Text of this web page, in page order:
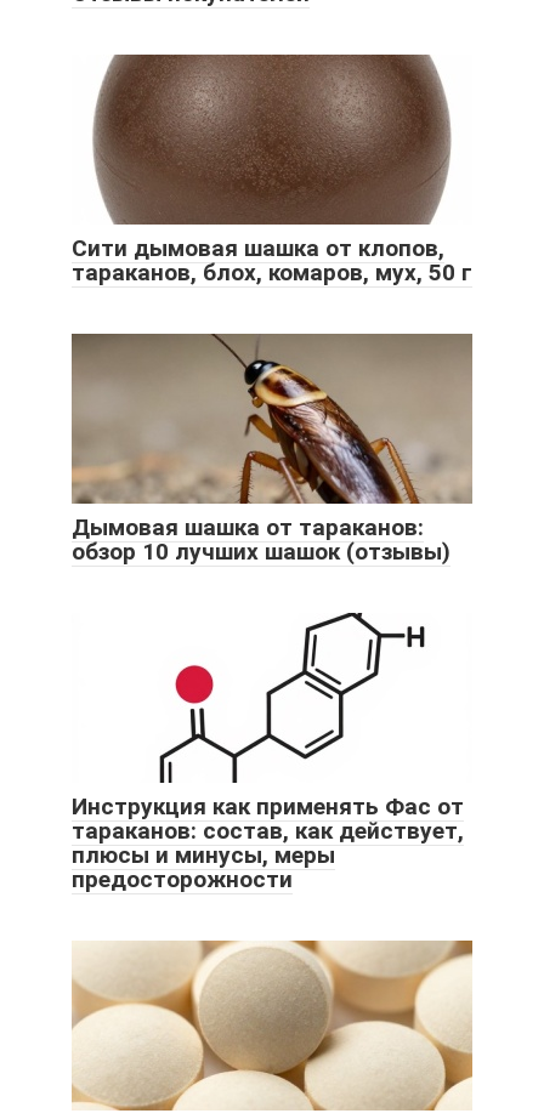
Сити дымовая шашка от клопов,
тараканов, блох, комаров, мух, 50 г
Дымовая шашка от тараканов:
обзор 10 лучших шашок (отзывы)
Инструкция как применять Фас от
тараканов: состав, как действует,
плюсы и минусы, меры
предосторожности